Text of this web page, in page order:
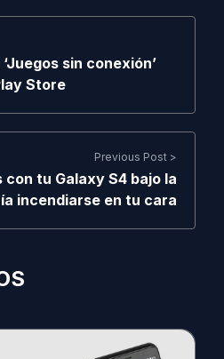
sin conexión’
Store
Previous Post >
con tu Galaxy S4 bajo la
incendiarse en tu cara